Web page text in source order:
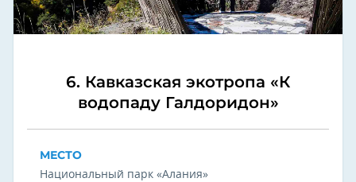
6. Кавказская экотропа «К
водопаду Галдоридон»
МЕСТО
Национальный парк «Алания»